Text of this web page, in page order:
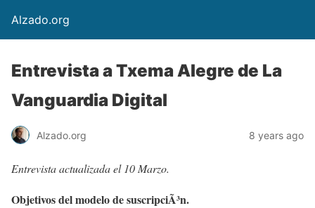
Alzado.org
Entrevista a Txema Alegre de La
Vanguardia Digital
Alzado.org 8 years ago
Entrevista actualizada el 10 Marzo.
Objetivos del modelo de suscripciÃ³n.